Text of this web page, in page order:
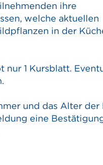
ihre
welche aktuellen
in der
1 Kursblatt.
und das Alter der
eine